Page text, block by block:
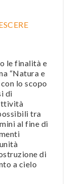
le finalità e
“Natura e
lo scopo
di
tra
al fine di
di
a cielo